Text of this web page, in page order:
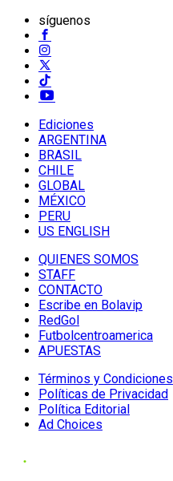
síguenos
Ediciones
ARGENTINA
BRASIL
CHILE
GLOBAL
MÉXICO
PERU
US ENGLISH
QUIENES SOMOS
STAFF
CONTACTO
Escribe en Bolavip
RedGol
Futbolcentroamerica
APUESTAS
Términos y Condiciones
Políticas de Privacidad
Política Editorial
Ad Choices